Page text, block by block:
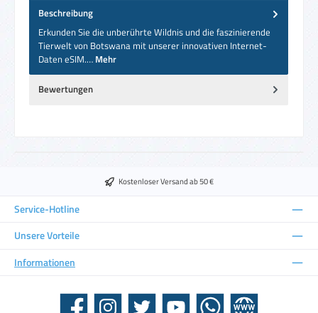
Beschreibung
Erkunden Sie die unberührte Wildnis und die faszinierende
Tierwelt von Botswana mit unserer innovativen Internet-
Daten eSIM.… Mehr
Bewertungen
Kostenloser Versand ab 50 €
Service-Hotline
Unsere Vorteile
Informationen